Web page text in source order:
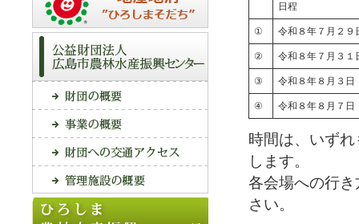
日程
① 令和８年７月２９
② 令和８年７月３１
③ 令和８年８月３日
④ 令和８年８月７日
時間は、いず
します。
各会場への行
さい。